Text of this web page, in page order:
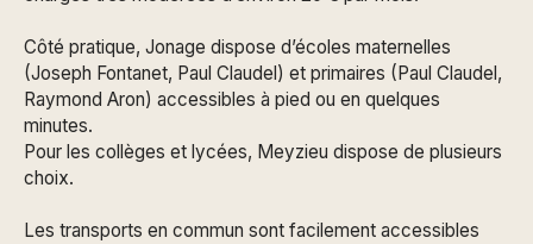
Côté pratique, Jonage dispose d’écoles maternelles
(Joseph Fontanet, Paul Claudel) et primaires (Paul Claudel,
Raymond Aron) accessibles à pied ou en quelques
minutes.
Pour les collèges et lycées, Meyzieu dispose de plusieurs
choix.
Les transports en commun sont facilement accessibles